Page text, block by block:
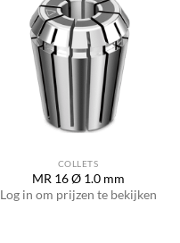
COLLETS
MR 16 Ø 1.0 mm
Log in om prijzen te bekijken